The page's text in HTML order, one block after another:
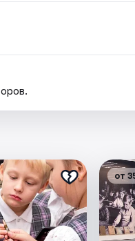
от